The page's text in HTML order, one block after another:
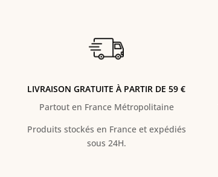
LIVRAISON GRATUITE À PARTIR DE 59 €
Partout en France Métropolitaine
Produits stockés en France et expédiés
sous 24H.